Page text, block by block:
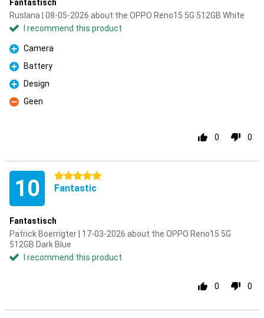
Fantastisch
Ruslana | 08-05-2026 about the OPPO Reno15 5G 512GB White
I recommend this product
Pro
Camera
Pro
Battery
Pro
Design
Con
Geen
0 0
10 5 stars
Fantastic
Fantastisch
Patrick Boerrigter | 17-03-2026 about the OPPO Reno15 5G
512GB Dark Blue
I recommend this product
0 0